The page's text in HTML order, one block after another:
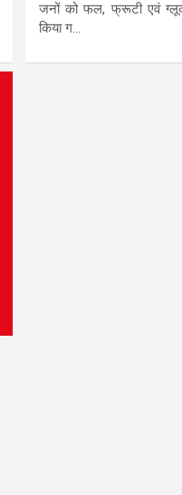
जनों को फल, फ्रूटी एवं
किया ग...